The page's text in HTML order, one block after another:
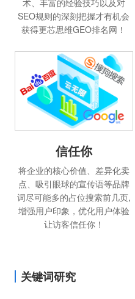
术、丰富的经验技巧以及对
SEO规则的深刻把握才有机会
获得更芯思维GEO排名网！
信任你
将企业的核心价值、差异化卖
点、吸引眼球的宣传语等品牌
词尽可能多的占位搜索前几页,
增强用户印象，优化用户体验
让访客信任你！
关键词研究